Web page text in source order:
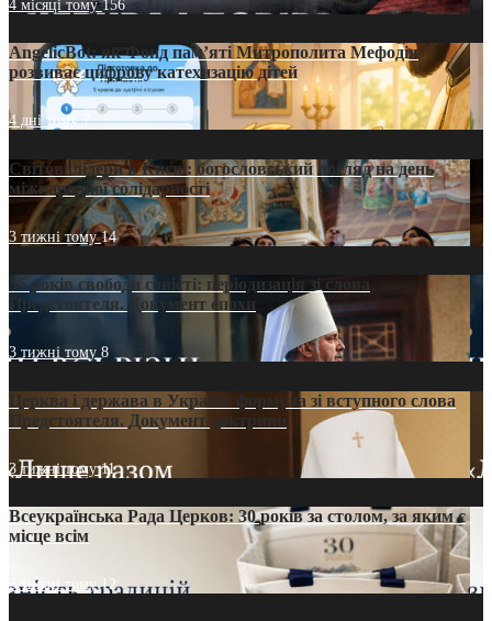
4 місяці тому156
AngelicBot: як Фонд пам’яті Митрополита Мефодія
розвиває цифрову катехизацію дітей
4 дні тому7
Світові лідери в Києві: богословський погляд на день
міжнародної солідарності
3 тижні тому14
35 років свободи совісті: періодизація зі слова
Предстоятеля. Документ епохи
3 тижні тому 8
Церква і держава в Україні: формула зі вступного слова
Предстоятеля. Документ доктрини
3 тижні тому11
Всеукраїнська Рада Церков: 30 років за столом, за яким є
місце всім
3 тижні тому12